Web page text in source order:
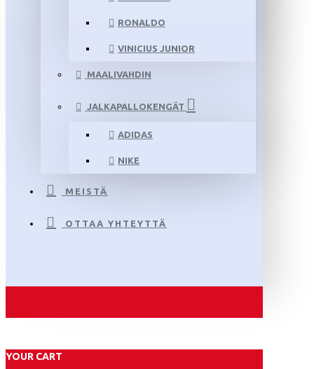
RONALDO
VINICIUS JUNIOR
MAALIVAHDIN
JALKAPALLOKENGÄT
ADIDAS
NIKE
MEISTÄ
OTTAA YHTEYTTÄ
YOUR CART